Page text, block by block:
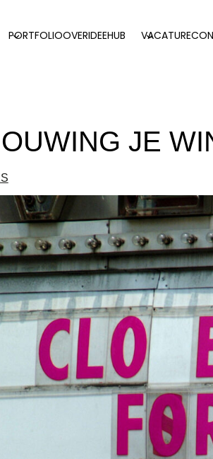
PORTFOLIOOVERIDEEHUB VACATURE
JE